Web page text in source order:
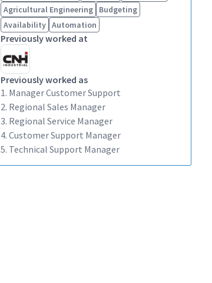
Agricultural Engineering
Budgeting
Availability Automation
Previously worked at
Previously worked as
1. Manager Customer Support
2. Regional Sales Manager
3. Regional Service Manager
4. Customer Support Manager
5. Technical Support Manager